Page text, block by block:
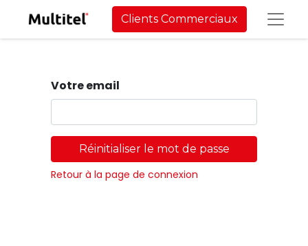
Clients Commerciaux
Votre email
Réinitialiser le mot de passe
Retour à la page de connexion